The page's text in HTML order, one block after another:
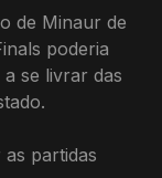
de Minaur de
poderia
se livrar das
partidas